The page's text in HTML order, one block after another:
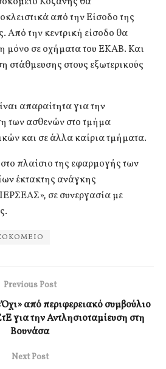
από την Είσοδο της
Από την κεντρική είσοδο θα
μόνο σε οχήματα του ΕΚΑΒ. Και
στάθμευσης στους εξωτερικούς
απαραίτητα για την
των ασθενών στο τμήμα
και σε άλλα καίρια τμήματα.
πλαίσιο της εφαρμογής των
έκτακτης ανάγκης
σε συνεργασία με
Previous Post
από περιφερειακό συμβούλιο
για την Αντλησιοταμίευση στη
Βουνάσα
Next Post